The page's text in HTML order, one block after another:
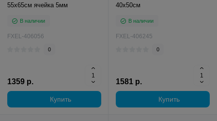
55х65см ячейка 5мм
В наличии
FXEL-406056
0
1359 р.
Купить
40х50см
В наличии
FXEL-406245
0
1581 р.
Купить